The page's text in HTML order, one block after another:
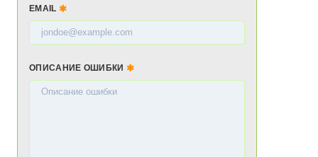
EMAIL
ОПИСАНИЕ ОШИБКИ